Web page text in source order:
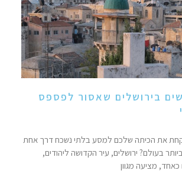
בירושלים שאסור לפספס
את הכיתה שלכם למסע בלתי נשכח דרך אחת
בעולם? ירושלים, עיר הקדושה ליהודים,
מציעה מגוון